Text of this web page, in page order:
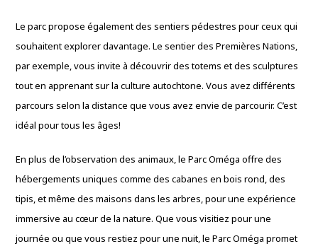
Le parc propose également des sentiers pédestres pour ceux qui
souhaitent explorer davantage. Le sentier des Premières Nations,
par exemple, vous invite à découvrir des totems et des sculptures
tout en apprenant sur la culture autochtone. Vous avez différents
parcours selon la distance que vous avez envie de parcourir. C’est
idéal pour tous les âges!
En plus de l’observation des animaux, le Parc Oméga offre des
hébergements uniques comme des cabanes en bois rond, des
tipis, et même des maisons dans les arbres, pour une expérience
immersive au cœur de la nature. Que vous visitiez pour une
journée ou que vous restiez pour une nuit, le Parc Oméga promet